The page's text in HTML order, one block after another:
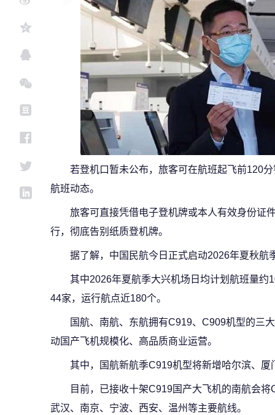
若登机口暂未公布，旅客可在航班起飞前120
航班动态。
旅客可直接凭借电子登机牌或本人有效身份证
行，彻底告别纸质登机牌。
据了解，中国民航今日正式启动2026年夏秋航
其中2026年夏航季大兴机场日均计划航班量约
44家，运行航点近180个。
国航、南航、东航拥有C919、C909机型的三
动国产飞机规模化、高品质商业运营。
其中，国航新航季C919机型将新增哈尔滨、厦
目前，已接收十架C919国产大飞机的南航会
武汉、南京、宁波、西安、温州等主要航线。